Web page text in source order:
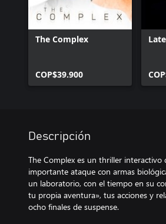
The Complex
COP$39.900
Descripción
The Complex es un thriller interactivo
importante ataque con armas
un laboratorio, con el tiempo en su
tu propia aventura», tus acciones y
ocho finales de suspense.